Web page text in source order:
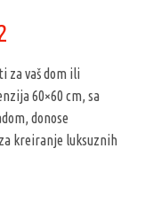
RSD.
za vaš dom ili
60×60 cm, sa
donose
kreiranje luksuznih